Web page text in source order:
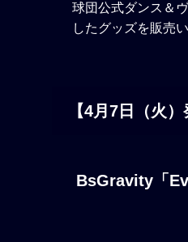
球団公式ダンス＆
したグッズを販売
【4月7日（火
BsGravity「